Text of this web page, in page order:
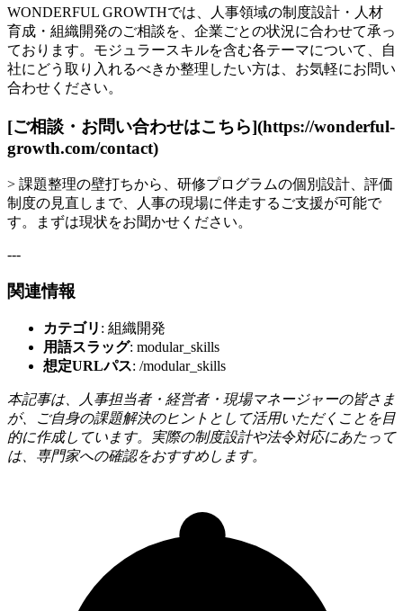
WONDERFUL GROWTHでは、人事領域の制度設計・人材
育成・組織開発のご相談を、企業ごとの状況に合わせて承っ
ております。モジュラースキルを含む各テーマについて、自
社にどう取り入れるべきか整理したい方は、お気軽にお問い
合わせください。
[ご相談・お問い合わせはこちら](https://wonderful-
growth.com/contact)
> 課題整理の壁打ちから、研修プログラムの個別設計、評価
制度の見直しまで、人事の現場に伴走するご支援が可能で
す。まずは現状をお聞かせください。
---
関連情報
カテゴリ : 組織開発
用語スラッグ: modular_skills
想定URLパス: /modular_skills
本記事は、人事担当者・経営者・現場マネージャーの皆さま
が、ご自身の課題解決のヒントとして活用いただくことを目
的に作成しています。実際の制度設計や法令対応にあたって
は、専門家への確認をおすすめします。